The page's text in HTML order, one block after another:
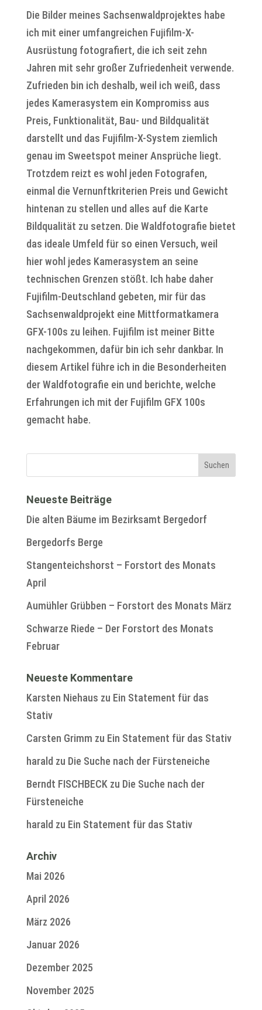
Die Bilder meines Sachsenwaldprojektes habe
ich mit einer umfangreichen Fujifilm-X-
Ausrüstung fotografiert, die ich seit zehn
Jahren mit sehr großer Zufriedenheit verwende.
Zufrieden bin ich deshalb, weil ich weiß, dass
jedes Kamerasystem ein Kompromiss aus
Preis, Funktionalität, Bau- und Bildqualität
darstellt und das Fujifilm-X-System ziemlich
genau im Sweetspot meiner Ansprüche liegt.
Trotzdem reizt es wohl jeden Fotografen,
einmal die Vernunftkriterien Preis und Gewicht
hintenan zu stellen und alles auf die Karte
Bildqualität zu setzen. Die Waldfotografie bietet
das ideale Umfeld für so einen Versuch, weil
hier wohl jedes Kamerasystem an seine
technischen Grenzen stößt. Ich habe daher
Fujifilm-Deutschland gebeten, mir für das
Sachsenwaldprojekt eine Mittformatkamera
GFX-100s zu leihen. Fujifilm ist meiner Bitte
nachgekommen, dafür bin ich sehr dankbar. In
diesem Artikel führe ich in die Besonderheiten
der Waldfotografie ein und berichte, welche
Erfahrungen ich mit der Fujifilm GFX 100s
gemacht habe.
Neueste Beiträge
Die alten Bäume im Bezirksamt Bergedorf
Bergedorfs Berge
Stangenteichshorst – Forstort des Monats
April
Aumühler Grübben – Forstort des Monats März
Schwarze Riede – Der Forstort des Monats
Februar
Neueste Kommentare
Karsten Niehaus zu Ein Statement für das
Stativ
Carsten Grimm zu Ein Statement für das Stativ
harald zu Die Suche nach der Fürsteneiche
Berndt FISCHBECKzu Die Suche nach der
Fürsteneiche
harald zu Ein Statement für das Stativ
Archiv
Mai 2026
April 2026
März 2026
Januar 2026
Dezember 2025
November 2025